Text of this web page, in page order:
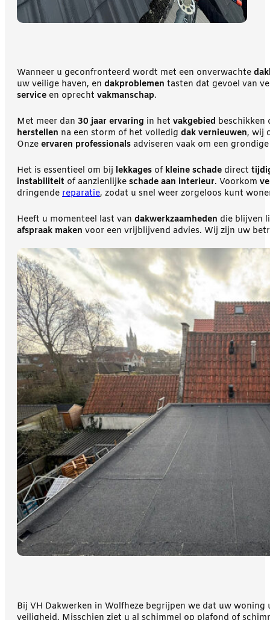
Wanneer u geconfronteerd wordt met een onverwachte
uw veilige haven, en dakproblemen tasten dat gevoel van
service en oprecht vakmanschap.
Met meer dan 30 jaar ervaring in het vakgebied beschikken
herstellen na een storm of het volledig dak vernieuwen, wij
Onze ervaren professionals adviseren vaak om een
Het is essentieel om bij lekkages of kleine schade direct
instabiliteit of aanzienlijke schade aan interieur. Voorkom
dringende reparatie, zodat u snel weer zorgeloos kunt
Heeft u momenteel last van dakwerkzaamheden die blijven
afspraak maken voor een vrijblijvend advies. Wij zijn uw
Bij VH Dakwerken in Wolfheze begrijpen we dat uw